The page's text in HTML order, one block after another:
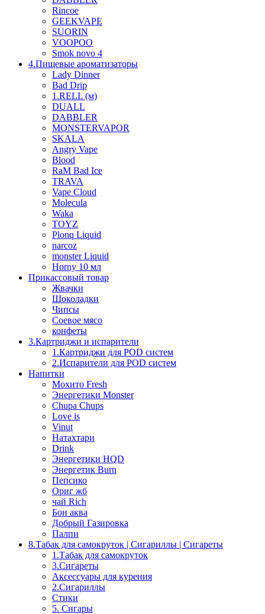
Rincoe
GEEKVAPE
SUORIN
VOOPOO
Smok novo 4
4.Пищевые ароматизаторы
Lady Dinner
Bad Drip
1.RELL (м)
DUALL
DABBLER
MONSTERVAPOR
SKALA
Angry Vape
Blood
RaM Bad Ice
TRAVA
Vape Cloud
Molecula
Waka
TOYZ
Plonq Liquid
narcoz
monster Liquid
Horny 10 мл
Прикассовый товар
Жвачки
Шоколадки
Чипсы
Соевое мясо
конфеты
3.Картриджи и испарители
1.Картриджи для POD систем
2.Испарители для POD систем
Напитки
Мохито Fresh
Энергетики Monster
Chupa Chups
Love is
Vinut
Натахтари
Drink
Энергетики HQD
Энергетик Burn
Пепсико
Ориг жб
чай Rich
Бон аква
Добрый Газировка
Палпи
8.Табак для самокруток | Сигариллы | Cигареты
1.Табак для самокруток
3.Сигареты
Аксессуары для курения
2.Сигариллы
Стики
5. Сигары